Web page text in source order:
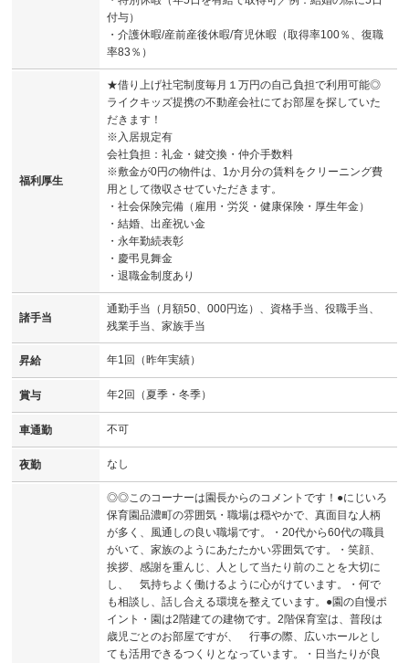
付与）
・介護休暇/産前産後休暇/育児休暇（取得率100％、復職
率83％）
福利厚生
★借り上げ社宅制度毎月１万円の自己負担で利用可能◎
ライクキッズ提携の不動産会社にてお部屋を探していた
だきます！
※入居規定有
会社負担：礼金・鍵交換・仲介手数料
※敷金が0円の物件は、1か月分の賃料をクリーニング費
用として徴収させていただきます。
・社会保険完備（雇用・労災・健康保険・厚生年金）
・結婚、出産祝い金
・永年勤続表彰
・慶弔見舞金
・退職金制度あり
諸手当
通勤手当（月額50、000円迄）、資格手当、役職手当、
残業手当、家族手当
昇給 年1回（昨年実績）
賞与 年2回（夏季・冬季）
車通勤 不可
夜勤 なし
◎◎このコーナーは園長からのコメントです！●にじいろ
保育園品濃町の雰囲気・職場は穏やかで、真面目な人柄
が多く、風通しの良い職場です。・20代から60代の職員
がいて、家族のようにあたたかい雰囲気です。・笑顔、
挨拶、感謝を重んじ、人として当たり前のことを大切に
し、 気持ちよく働けるように心がけています。・何で
も相談し、話し合える環境を整えています。●園の自慢ポ
イント・園は2階建ての建物です。2階保育室は、普段は
歳児ごとのお部屋ですが、 行事の際、広いホールとし
ても活用できるつくりとなっています。・日当たりが良